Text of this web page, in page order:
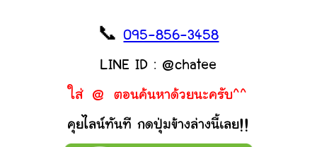
📞095-856-3458
LINE ID : @chatee
ใส่ @ ตอนค้นหาด้วยนะครับ^^
คุยไลน์ทันที กดปุ่มข้างล่างนี้เลย!!